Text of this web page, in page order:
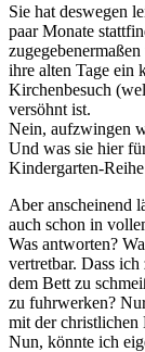
Sie hat deswegen
paar Monate
ihre alten Tage ein
Kirchenbesuch
versöhnt ist.
Nein, aufzwingen
Und was sie hier
Kindergarten-
Aber anscheinend
auch schon in
Was antworten?
vertretbar. Dass
dem Bett zu
zu fuhrwerken?
mit der christlichen
Nun, könnte ich